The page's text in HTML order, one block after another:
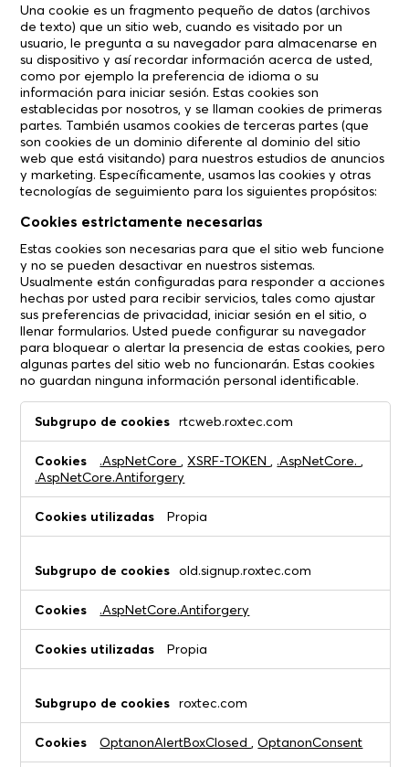
Una cookie es un fragmento pequeño de datos (archivos
de texto) que un sitio web, cuando es visitado por un
usuario, le pregunta a su navegador para almacenarse en
su dispositivo y así recordar información acerca de usted,
como por ejemplo la preferencia de idioma o su
información para iniciar sesión. Estas cookies son
establecidas por nosotros, y se llaman cookies de primeras
partes. También usamos cookies de terceras partes (que
son cookies de un dominio diferente al dominio del sitio
web que está visitando) para nuestros estudios de anuncios
y marketing. Específicamente, usamos las cookies y otras
tecnologías de seguimiento para los siguientes propósitos:
Cookies estrictamente necesarias
Estas cookies son necesarias para que el sitio web funcione
y no se pueden desactivar en nuestros sistemas.
Usualmente están configuradas para responder a acciones
hechas por usted para recibir servicios, tales como ajustar
sus preferencias de privacidad, iniciar sesión en el sitio, o
llenar formularios. Usted puede configurar su navegador
para bloquear o alertar la presencia de estas cookies, pero
algunas partes del sitio web no funcionarán. Estas cookies
no guardan ninguna información personal identificable.
estrictamente
necesarias
rtcweb.roxtec.com
.AspNetCore,XSRF-TOKEN, .AspNetCore.,
.AspNetCore.Antiforgery
Propia
old.signup.roxtec.com
.AspNetCore.Antiforgery
Propia
roxtec.com
OptanonAlertBoxClosed,OptanonConsent